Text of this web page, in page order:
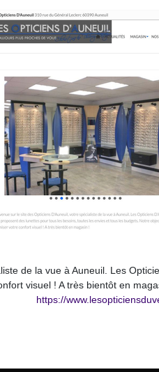
de la vue à Auneuil. Les
visuel ! A très bientôt en
https://